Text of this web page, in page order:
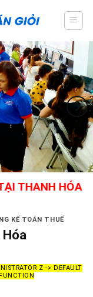
HÓA -
KẾ TOÁN THUẾ
Z -> DEFAULT